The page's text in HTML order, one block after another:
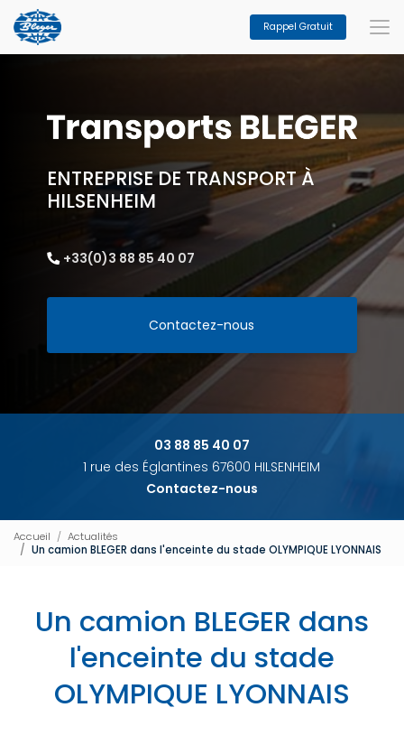
Aller
au
contenu
principal
Rappel Gratuit
ENTREPRISE DE TRANSPORT À
HILSENHEIM
+33(0)3 88 85 40 07
Contactez-nous
03 88 85 40 07
1 rue des Églantines 67600 HILSENHEIM
Contactez-nous
Accueil
Actualités
Un camion BLEGER dans l'enceinte du stade OLYMPIQUE LYONNAIS
Un camion BLEGER dans
l'enceinte du stade
OLYMPIQUE LYONNAIS